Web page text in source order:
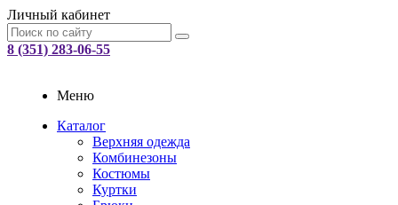
Личный кабинет
8 (351) 283-06-55
Меню
Каталог
Верхняя одежда
Комбинезоны
Костюмы
Куртки